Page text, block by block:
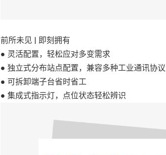
前所未见 | 即刻拥有
● 灵活配置，轻松应对多变需求
● 独立式分布站点配置，兼容多种工业通讯协议
● 可拆卸端子台省时省工
● 集成式指示灯，点位状态轻松辨识